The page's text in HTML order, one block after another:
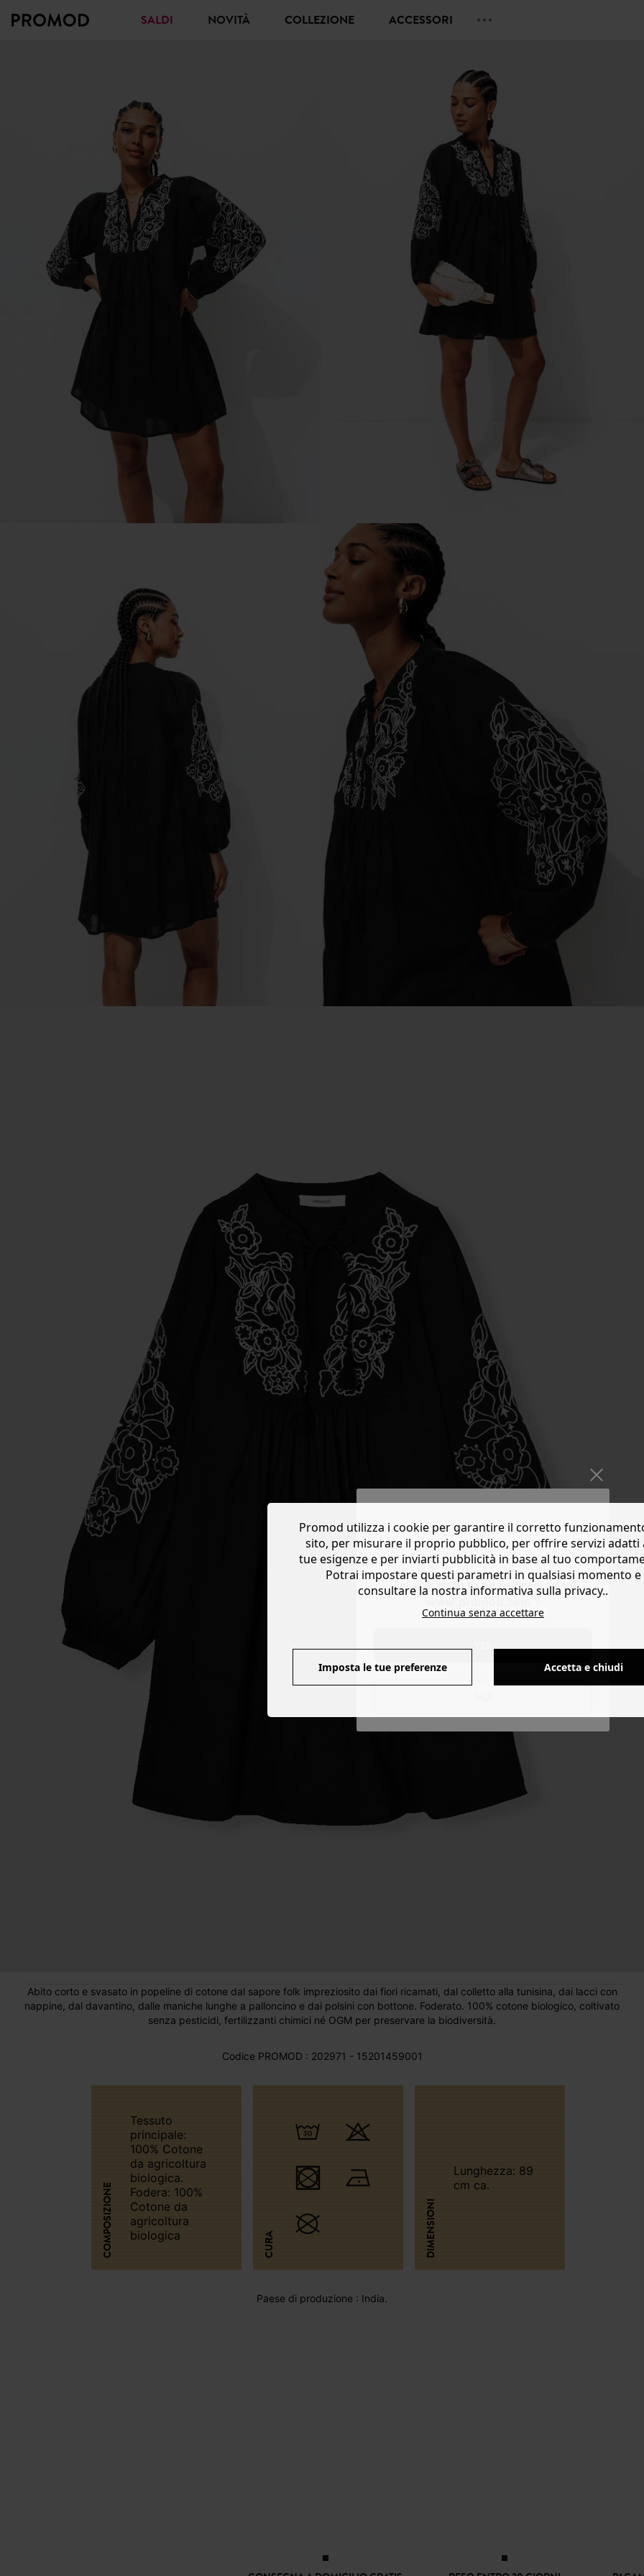
Do you want to be redirected to
SALDI NOVITÀ COLLEZIONE ACCESSORI
Abito corto e svasato in popeline di cotone dal sapore folk impreziosito dai fiori ricamati, dal colletto alla tunisina, dai lacci con
nappine, dal davantino, dalle maniche lunghe a palloncino e dai polsini con bottone. Foderato. 100% cotone biologico, coltivato
senza pesticidi, fertilizzanti chimici né OGM per preservare la biodiversità.
Codice PROMOD : 202971 - 15201459001
COMPOSIZIONE
Tessuto
principale:
100% Cotone
da agricoltura
biologica.
Fodera: 100%
Cotone da
agricoltura
biologica
CURA DIMENSIONI
Lunghezza: 89
cm ca.
Paese di produzione : India.
Promod utilizza i cookie per garantire il corretto
sito, per misurare il proprio pubblico, per offrire servizi adatti
tue esigenze e per inviarti pubblicità in base al tuo
Potrai impostare questi parametri in qualsiasi momento e
consultare la nostra informativa sulla privacy..
Continua senza accettare
Imposta le tue preferenze Accetta e chiudi